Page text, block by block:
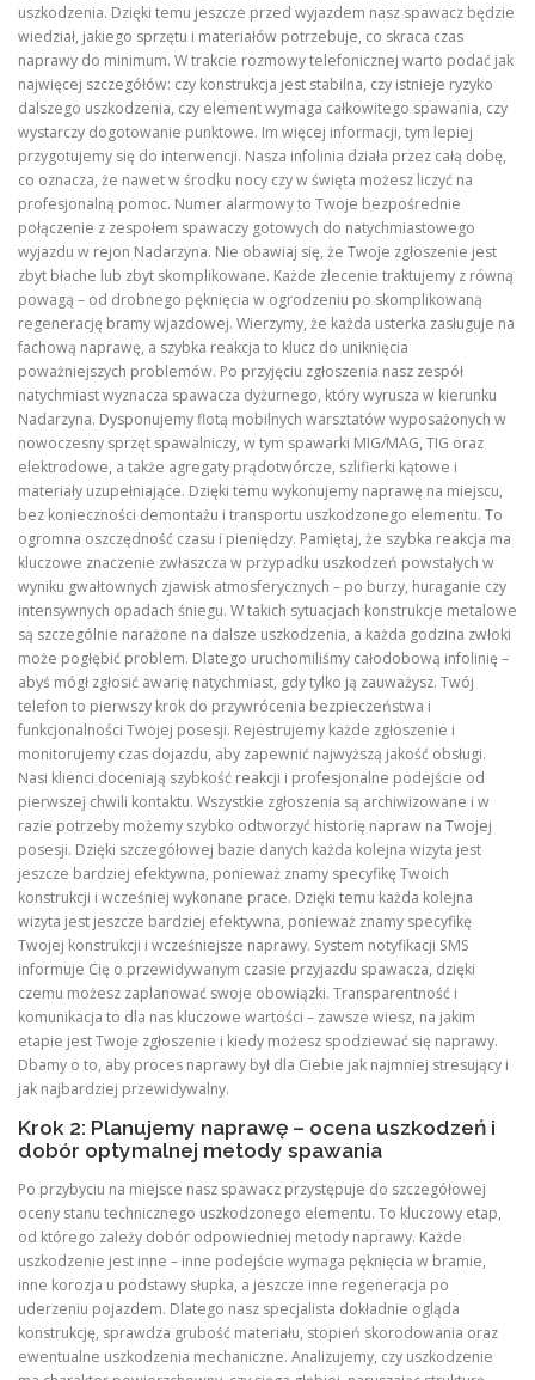
uszkodzenia. Dzięki temu jeszcze przed wyjazdem nasz spawacz będzie
wiedział, jakiego sprzętu i materiałów potrzebuje, co skraca czas
naprawy do minimum. W trakcie rozmowy telefonicznej warto podać jak
najwięcej szczegółów: czy konstrukcja jest stabilna, czy istnieje ryzyko
dalszego uszkodzenia, czy element wymaga całkowitego spawania, czy
wystarczy dogotowanie punktowe. Im więcej informacji, tym lepiej
przygotujemy się do interwencji. Nasza infolinia działa przez całą dobę,
co oznacza, że nawet w środku nocy czy w święta możesz liczyć na
profesjonalną pomoc. Numer alarmowy to Twoje bezpośrednie
połączenie z zespołem spawaczy gotowych do natychmiastowego
wyjazdu w rejon Nadarzyna. Nie obawiaj się, że Twoje zgłoszenie jest
zbyt błache lub zbyt skomplikowane. Każde zlecenie traktujemy z równą
powagą – od drobnego pęknięcia w ogrodzeniu po skomplikowaną
regenerację bramy wjazdowej. Wierzymy, że każda usterka zasługuje na
fachową naprawę, a szybka reakcja to klucz do uniknięcia
poważniejszych problemów. Po przyjęciu zgłoszenia nasz zespół
natychmiast wyznacza spawacza dyżurnego, który wyrusza w kierunku
Nadarzyna. Dysponujemy flotą mobilnych warsztatów wyposażonych w
nowoczesny sprzęt spawalniczy, w tym spawarki MIG/MAG, TIG oraz
elektrodowe, a także agregaty prądotwórcze, szlifierki kątowe i
materiały uzupełniające. Dzięki temu wykonujemy naprawę na miejscu,
bez konieczności demontażu i transportu uszkodzonego elementu. To
ogromna oszczędność czasu i pieniędzy. Pamiętaj, że szybka reakcja ma
kluczowe znaczenie zwłaszcza w przypadku uszkodzeń powstałych w
wyniku gwałtownych zjawisk atmosferycznych – po burzy, huraganie czy
intensywnych opadach śniegu. W takich sytuacjach konstrukcje metalowe
są szczególnie narażone na dalsze uszkodzenia, a każda godzina zwłoki
może pogłębić problem. Dlatego uruchomiliśmy całodobową infolinię –
abyś mógł zgłosić awarię natychmiast, gdy tylko ją zauważysz. Twój
telefon to pierwszy krok do przywrócenia bezpieczeństwa i
funkcjonalności Twojej posesji. Rejestrujemy każde zgłoszenie i
monitorujemy czas dojazdu, aby zapewnić najwyższą jakość obsługi.
Nasi klienci doceniają szybkość reakcji i profesjonalne podejście od
pierwszej chwili kontaktu. Wszystkie zgłoszenia są archiwizowane i w
razie potrzeby możemy szybko odtworzyć historię napraw na Twojej
posesji. Dzięki szczegółowej bazie danych każda kolejna wizyta jest
jeszcze bardziej efektywna, ponieważ znamy specyfikę Twoich
konstrukcji i wcześniej wykonane prace. Dzięki temu każda kolejna
wizyta jest jeszcze bardziej efektywna, ponieważ znamy specyfikę
Twojej konstrukcji i wcześniejsze naprawy. System notyfikacji SMS
informuje Cię o przewidywanym czasie przyjazdu spawacza, dzięki
czemu możesz zaplanować swoje obowiązki. Transparentność i
komunikacja to dla nas kluczowe wartości – zawsze wiesz, na jakim
etapie jest Twoje zgłoszenie i kiedy możesz spodziewać się naprawy.
Dbamy o to, aby proces naprawy był dla Ciebie jak najmniej stresujący i
jak najbardziej przewidywalny.
Krok 2: Planujemy naprawę – ocena uszkodzeń i
dobór optymalnej metody spawania
Po przybyciu na miejsce nasz spawacz przystępuje do szczegółowej
oceny stanu technicznego uszkodzonego elementu. To kluczowy etap,
od którego zależy dobór odpowiedniej metody naprawy. Każde
uszkodzenie jest inne – inne podejście wymaga pęknięcia w bramie,
inne korozja u podstawy słupka, a jeszcze inne regeneracja po
uderzeniu pojazdem. Dlatego nasz specjalista dokładnie ogląda
konstrukcję, sprawdza grubość materiału, stopień skorodowania oraz
ewentualne uszkodzenia mechaniczne. Analizujemy, czy uszkodzenie